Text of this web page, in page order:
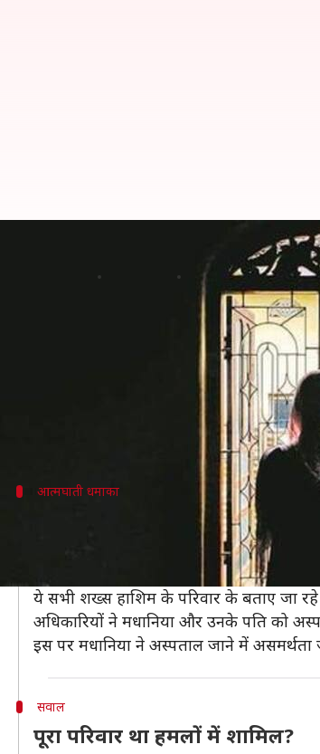
श्रीलंका हमला:
12:18 pm
श्रीलंका बम धमाकों के मास्टमाइंड माने जा
शनिवार को सैन्य खुफिया अधिकारी 26
दोनों पति-पत्नी पुराने वाहन के व्यापार का
आत्मघाती धमाका
शुक्रवार को आत्मघाती धमाके में मरे
शुक्रवार को श्रीलंकाई सुरक्षा बलों ने
धमाके में 6 बच्चों समेत 15 शख्स मारे गए।
ये सभी शख्स हाशिम के परिवार के बताए जा रहे
अधिकारियों ने मधानिया और उनके पति को
इस पर मधानिया ने अस्पताल जाने में
सवाल
पूरा परिवार था हमलों में शामिल?